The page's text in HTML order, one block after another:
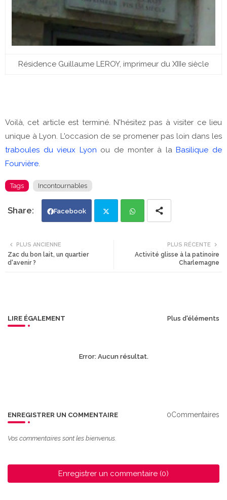
Résidence Guillaume LEROY, imprimeur du XIIIe siècle
Voilà, cet article est terminé. N'hésitez pas à visiter ce lieu
unique à Lyon. L'occasion de se promener pas loin dans les
traboules du vieux Lyon ou de monter à laBasilique de
Fourvière
Tags Incontournables
Facebook
ats
PLUS RÉCENTE
Activité glisse à la patinoire
Charlemagne
PLUS ANCIENNE
Zac du bon lait, un quartier
d'avenir ?
LIRE ÉGALEMENT Plus d'éléments
Error:Aucun résultat.
ENREGISTRER UN COMMENTAIRE 0Commentaires
Vos commentaires sont les bienvenus.
Enregistrer un commentaire (0)